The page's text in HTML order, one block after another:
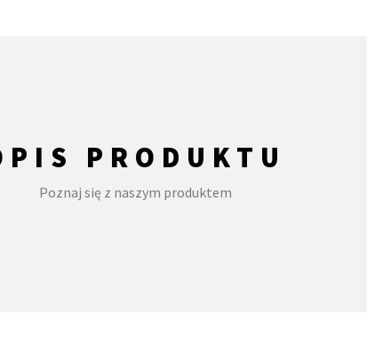
PRODUKTU
Poznaj się z naszym produktem